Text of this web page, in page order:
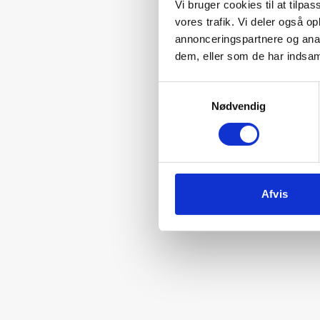
Vi bruger cookies til at
vores trafik. Vi deler også
annonceringspartnere og
dem, eller som de har
Nødvendig
Afvis